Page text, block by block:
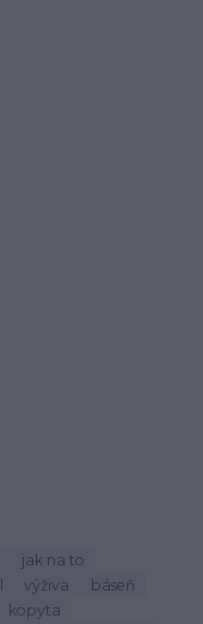
jak na to
výživa
báseň
kopyta